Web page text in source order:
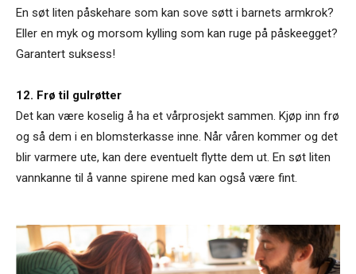
En søt liten påskehare som kan sove søtt i barnets armkrok?
Eller en myk og morsom kylling som kan ruge på påskeegget?
Garantert suksess!
12. Frø til gulrøtter
Det kan være koselig å ha et vårprosjekt sammen. Kjøp inn frø
og så dem i en blomsterkasse inne. Når våren kommer og det
blir varmere ute, kan dere eventuelt flytte dem ut. En søt liten
vannkanne til å vanne spirene med kan også være fint.